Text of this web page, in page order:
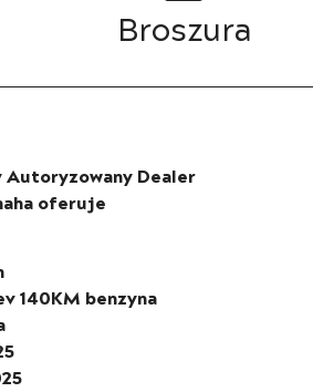
Broszura
Autoryzowany Dealer
oferuje
140KM benzyna